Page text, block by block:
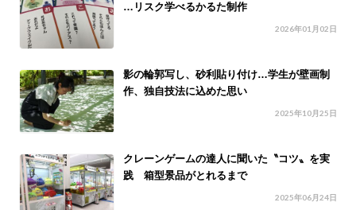
…リスク学べるかるた制作
2026年01月02日
影の輪郭写し、砂利貼り付け…学生が壁画制
作、独自技法に込めた思い
2025年10月25日
クレーンゲームの達人に聞いた〝コツ〟を実
践 箱型景品がとれるまで
2025年06月24日